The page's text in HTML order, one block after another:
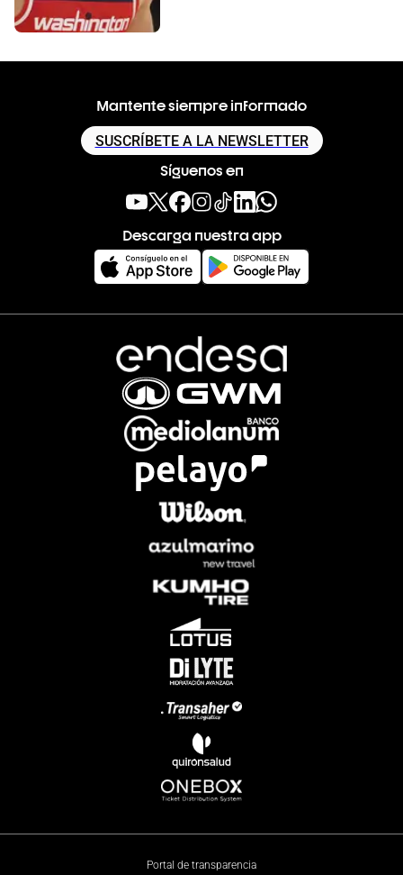
Mantente siempre informado
SUSCRÍBETE A LA NEWSLETTER
Síguenos en
Descarga nuestra app
Portal de transparencia